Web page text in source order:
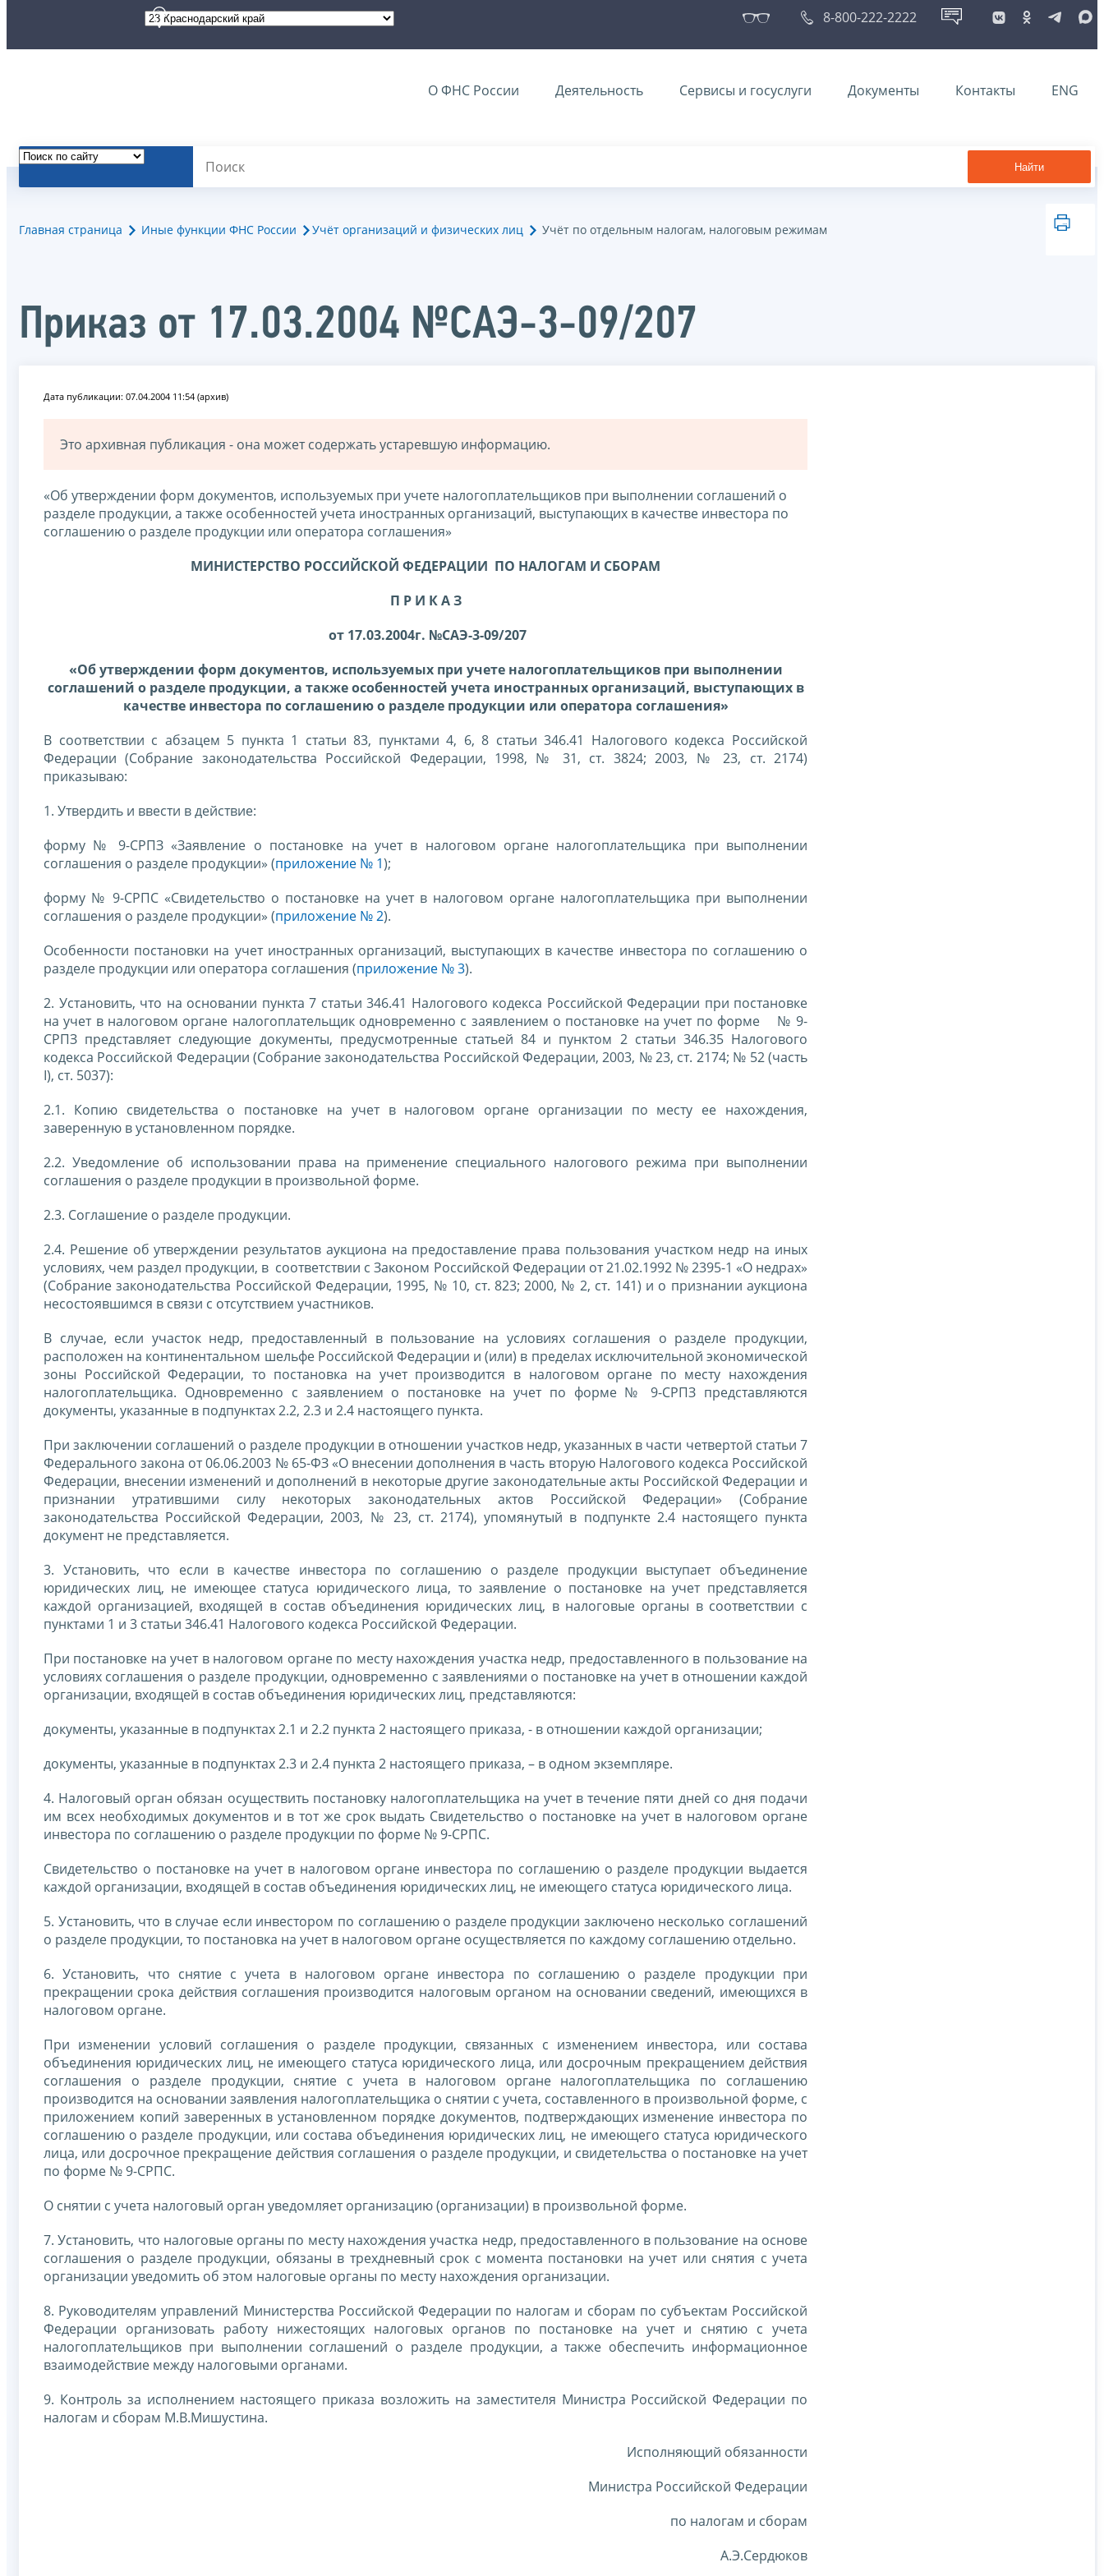
8-800-222-2222
О ФНС России Деятельность Сервисы и госуслуги Документы Контакты ENG
Найти
Главная страница Иные функции ФНС России Учёт организаций и физических лиц Учёт по отдельным налогам, налоговым режимам
Приказ от 17.03.2004 №САЭ-3-09/207
Дата публикации: 07.04.2004 11:54 (архив)
Это архивная публикация - она может содержать устаревшую информацию.
«Об утверждении форм документов, используемых при учете налогоплательщиков при выполнении соглашений о
разделе продукции, а также особенностей учета иностранных организаций, выступающих в качестве инвестора по
соглашению о разделе продукции или оператора соглашения»
МИНИСТЕРСТВО РОССИЙСКОЙ ФЕДЕРАЦИИ ПО НАЛОГАМ И СБОРАМ
П Р И К А З
от 17.03.2004г. №САЭ-3-09/207
«Об утверждении форм документов, используемых при учете налогоплательщиков при выполнении
соглашений о разделе продукции, а также особенностей учета иностранных организаций, выступающих в
качестве инвестора по соглашению о разделе продукции или оператора соглашения»
В соответствии с абзацем 5 пункта 1 статьи 83, пунктами 4, 6, 8 статьи 346.41 Налогового кодекса Российской
Федерации (Собрание законодательства Российской Федерации, 1998, № 31, ст. 3824; 2003, № 23, ст. 2174)
приказываю:
1. Утвердить и ввести в действие:
форму № 9-СРПЗ «Заявление о постановке на учет в налоговом органе налогоплательщика при выполнении
соглашения о разделе продукции» (приложение № 1);
форму № 9-СРПС «Свидетельство о постановке на учет в налоговом органе налогоплательщика при выполнении
соглашения о разделе продукции» (приложение № 2).
Особенности постановки на учет иностранных организаций, выступающих в качестве инвестора по соглашению о
разделе продукции или оператора соглашения (приложение № 3).
2. Установить, что на основании пункта 7 статьи 346.41 Налогового кодекса Российской Федерации при постановке
на учет в налоговом органе налогоплательщик одновременно с заявлением о постановке на учет по форме № 9-
СРПЗ представляет следующие документы, предусмотренные статьей 84 и пунктом 2 статьи 346.35 Налогового
кодекса Российской Федерации (Собрание законодательства Российской Федерации, 2003, № 23, ст. 2174; № 52 (часть
I), ст. 5037):
2.1. Копию свидетельства о постановке на учет в налоговом органе организации по месту ее нахождения,
заверенную в установленном порядке.
2.2. Уведомление об использовании права на применение специального налогового режима при выполнении
соглашения о разделе продукции в произвольной форме.
2.3. Соглашение о разделе продукции.
2.4. Решение об утверждении результатов аукциона на предоставление права пользования участком недр на иных
условиях, чем раздел продукции, в соответствии с Законом Российской Федерации от 21.02.1992 № 2395-1 «О недрах»
(Собрание законодательства Российской Федерации, 1995, № 10, ст. 823; 2000, № 2, ст. 141) и о признании аукциона
несостоявшимся в связи с отсутствием участников.
В случае, если участок недр, предоставленный в пользование на условиях соглашения о разделе продукции,
расположен на континентальном шельфе Российской Федерации и (или) в пределах исключительной экономической
зоны Российской Федерации, то постановка на учет производится в налоговом органе по месту нахождения
налогоплательщика. Одновременно с заявлением о постановке на учет по форме № 9-СРПЗ представляются
документы, указанные в подпунктах 2.2, 2.3 и 2.4 настоящего пункта.
При заключении соглашений о разделе продукции в отношении участков недр, указанных в части четвертой статьи 7
Федерального закона от 06.06.2003 № 65-ФЗ «О внесении дополнения в часть вторую Налогового кодекса Российской
Федерации, внесении изменений и дополнений в некоторые другие законодательные акты Российской Федерации и
признании утратившими силу некоторых законодательных актов Российской Федерации» (Собрание
законодательства Российской Федерации, 2003, № 23, ст. 2174), упомянутый в подпункте 2.4 настоящего пункта
документ не представляется.
3. Установить, что если в качестве инвестора по соглашению о разделе продукции выступает объединение
юридических лиц, не имеющее статуса юридического лица, то заявление о постановке на учет представляется
каждой организацией, входящей в состав объединения юридических лиц, в налоговые органы в соответствии с
пунктами 1 и 3 статьи 346.41 Налогового кодекса Российской Федерации.
При постановке на учет в налоговом органе по месту нахождения участка недр, предоставленного в пользование на
условиях соглашения о разделе продукции, одновременно с заявлениями о постановке на учет в отношении каждой
организации, входящей в состав объединения юридических лиц, представляются:
документы, указанные в подпунктах 2.1 и 2.2 пункта 2 настоящего приказа, - в отношении каждой организации;
документы, указанные в подпунктах 2.3 и 2.4 пункта 2 настоящего приказа, – в одном экземпляре.
4. Налоговый орган обязан осуществить постановку налогоплательщика на учет в течение пяти дней со дня подачи
им всех необходимых документов и в тот же срок выдать Свидетельство о постановке на учет в налоговом органе
инвестора по соглашению о разделе продукции по форме № 9-СРПС.
Свидетельство о постановке на учет в налоговом органе инвестора по соглашению о разделе продукции выдается
каждой организации, входящей в состав объединения юридических лиц, не имеющего статуса юридического лица.
5. Установить, что в случае если инвестором по соглашению о разделе продукции заключено несколько соглашений
о разделе продукции, то постановка на учет в налоговом органе осуществляется по каждому соглашению отдельно.
6. Установить, что снятие с учета в налоговом органе инвестора по соглашению о разделе продукции при
прекращении срока действия соглашения производится налоговым органом на основании сведений, имеющихся в
налоговом органе.
При изменении условий соглашения о разделе продукции, связанных с изменением инвестора, или состава
объединения юридических лиц, не имеющего статуса юридического лица, или досрочным прекращением действия
соглашения о разделе продукции, снятие с учета в налоговом органе налогоплательщика по соглашению
производится на основании заявления налогоплательщика о снятии с учета, составленного в произвольной форме, с
приложением копий заверенных в установленном порядке документов, подтверждающих изменение инвестора по
соглашению о разделе продукции, или состава объединения юридических лиц, не имеющего статуса юридического
лица, или досрочное прекращение действия соглашения о разделе продукции, и свидетельства о постановке на учет
по форме № 9-СРПС.
О снятии с учета налоговый орган уведомляет организацию (организации) в произвольной форме.
7. Установить, что налоговые органы по месту нахождения участка недр, предоставленного в пользование на основе
соглашения о разделе продукции, обязаны в трехдневный срок с момента постановки на учет или снятия с учета
организации уведомить об этом налоговые органы по месту нахождения организации.
8. Руководителям управлений Министерства Российской Федерации по налогам и сборам по субъектам Российской
Федерации организовать работу нижестоящих налоговых органов по постановке на учет и снятию с учета
налогоплательщиков при выполнении соглашений о разделе продукции, а также обеспечить информационное
взаимодействие между налоговыми органами.
9. Контроль за исполнением настоящего приказа возложить на заместителя Министра Российской Федерации по
налогам и сборам М.В.Мишустина.
Исполняющий обязанности
Министра Российской Федерации
по налогам и сборам
А.Э.Сердюков